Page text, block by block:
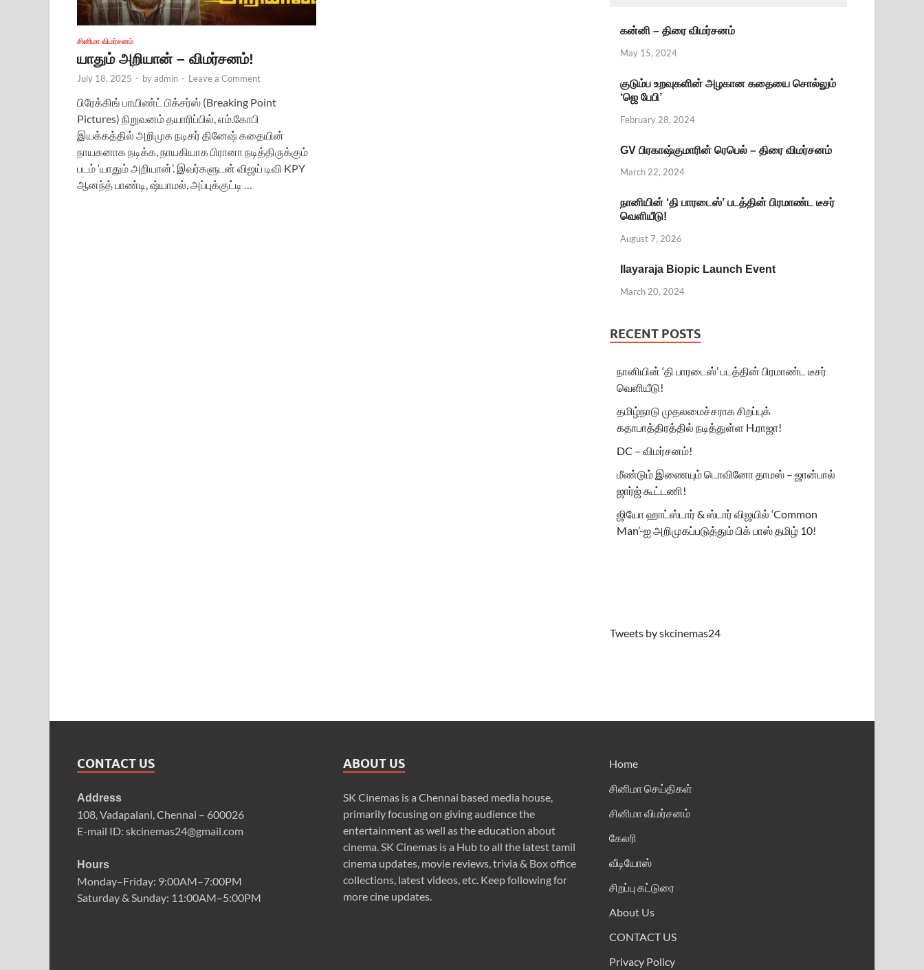
சினிமா விமர்சனம்
யாதும் அறியான் – விமர்சனம்!
July 18, 2025 - byadmin - Leave a Comment
பிரேக்கிங் பாயிண்ட் பிக்சர்ஸ் (Breaking Point
Pictures) நிறுவனம் தயாரிப்பில், எம்.கோபி
இயக்கத்தில் அறிமுக நடிகர் தினேஷ் கதையின்
நாயகனாக நடிக்க, நாயகியாக பிரானா நடித்திருக்கும்
படம் ‘யாதும் அறியான்’. இவர்களுடன் விஜய் டிவி KPY
ஆனந்த் பாண்டி, ஷ்யாமல், அப்புக்குட்டி …
கன்னி – திரை விமர்சனம்
May 15, 2024
குடும்ப உறவுகளின் அழகான கதையை சொல்லும்
‘ஜெ பேபி’
February 28, 2024
GV பிரகாஷ்குமாரின் ரெபெல் – திரை விமர்சனம்
March 22, 2024
நானியின் ‘தி பாரடைஸ்’ படத்தின் பிரமாண்ட டீசர்
வெளியீடு!
August 7, 2026
Ilayaraja Biopic Launch Event
March 20, 2024
RECENT POSTS
நானியின் ‘தி பாரடைஸ்’ படத்தின் பிரமாண்ட டீசர்
வெளியீடு!
தமிழ்நாடு முதலமைச்சராக சிறப்புக்
கதாபாத்திரத்தில் நடித்துள்ள H.ராஜா!
DC – விமர்சனம்!
மீண்டும் இணையும் டொவினோ தாமஸ் – ஜான்பால்
ஜார்ஜ் கூட்டணி!
ஜியோ ஹாட்ஸ்டார் & ஸ்டார் விஜயில் ‘Common
Man’-ஐ அறிமுகப்படுத்தும் பிக் பாஸ் தமிழ் 10!
Tweets by skcinemas24
CONTACT US
Address
108, Vadapalani, Chennai – 600026
E-mail ID: skcinemas24@gmail.com
Hours
Monday–Friday: 9:00AM–7:00PM
Saturday & Sunday: 11:00AM–5:00PM
ABOUT US
SK Cinemas is a Chennai based media house,
primarily focusing on giving audience the
entertainment as well as the education about
cinema. SK Cinemas is a Hub to all the latest tamil
cinema updates, movie reviews, trivia & Box office
collections, latest videos, etc. Keep following for
more cine updates.
Home
சினிமா செய்திகள்
சினிமா விமர்சனம்
கேலரி
வீடியோஸ்
சிறப்பு கட்டுரை
About Us
CONTACT US
Privacy Policy